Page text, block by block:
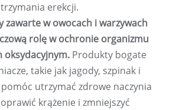
erekcji.
zawarte w owocach i warzywach
rolę w ochronie organizmu
oksydacyjnym. Produkty bogate
takie jak jagody, szpinak i
utrzymać zdrowe naczynia
krążenie i zmniejszyć